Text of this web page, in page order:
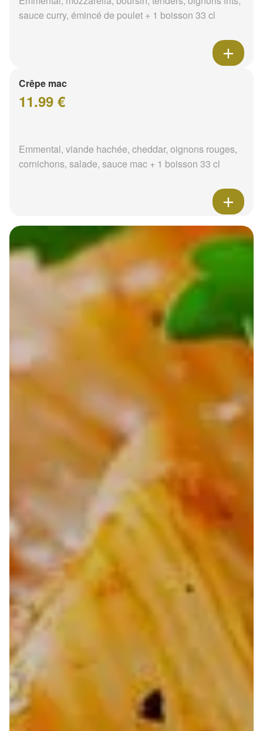
sauce curry, émincé de poulet + 1 boisson 33 cl
Crêpe mac
11.99 €
Emmental, viande hachée, cheddar, oignons rouges,
cornichons, salade, sauce mac + 1 boisson 33 cl